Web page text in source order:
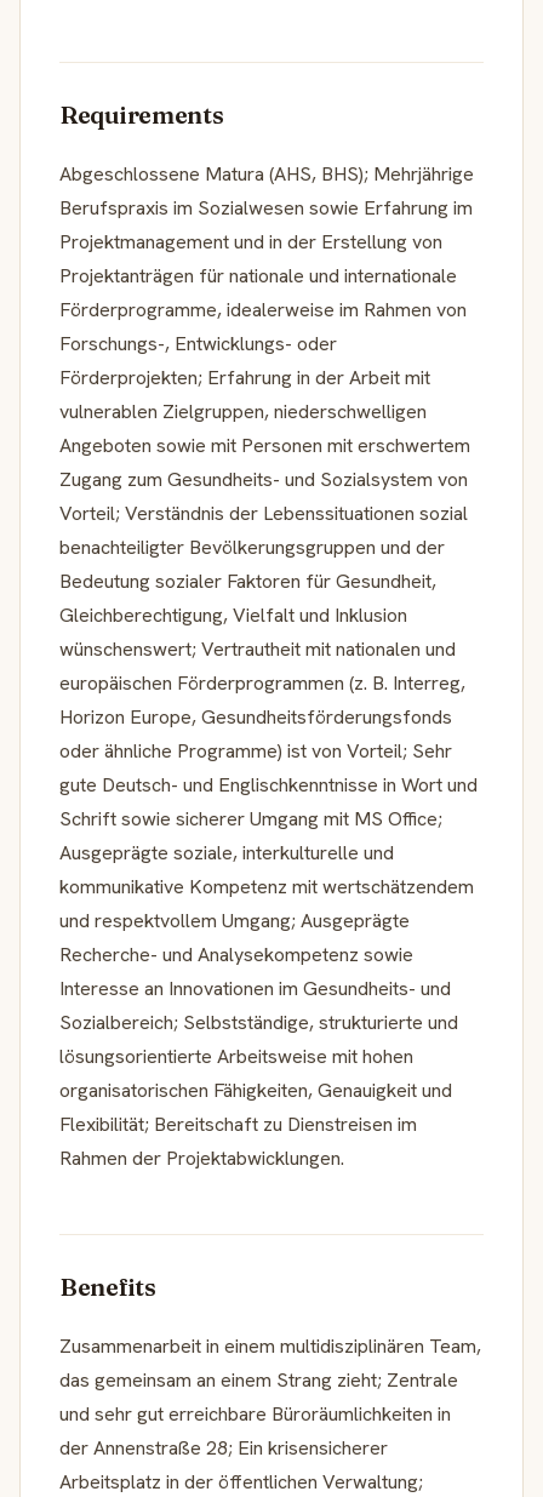
Requirements
Abgeschlossene Matura (AHS, BHS); Mehrjährige
Berufspraxis im Sozialwesen sowie Erfahrung im
Projektmanagement und in der Erstellung von
Projektanträgen für nationale und internationale
Förderprogramme, idealerweise im Rahmen von
Forschungs-, Entwicklungs- oder
Förderprojekten; Erfahrung in der Arbeit mit
vulnerablen Zielgruppen, niederschwelligen
Angeboten sowie mit Personen mit erschwertem
Zugang zum Gesundheits- und Sozialsystem von
Vorteil; Verständnis der Lebenssituationen sozial
benachteiligter Bevölkerungsgruppen und der
Bedeutung sozialer Faktoren für Gesundheit,
Gleichberechtigung, Vielfalt und Inklusion
wünschenswert; Vertrautheit mit nationalen und
europäischen Förderprogrammen (z. B. Interreg,
Horizon Europe, Gesundheitsförderungsfonds
oder ähnliche Programme) ist von Vorteil; Sehr
gute Deutsch- und Englischkenntnisse in Wort und
Schrift sowie sicherer Umgang mit MS Office;
Ausgeprägte soziale, interkulturelle und
kommunikative Kompetenz mit wertschätzendem
und respektvollem Umgang; Ausgeprägte
Recherche- und Analysekompetenz sowie
Interesse an Innovationen im Gesundheits- und
Sozialbereich; Selbstständige, strukturierte und
lösungsorientierte Arbeitsweise mit hohen
organisatorischen Fähigkeiten, Genauigkeit und
Flexibilität; Bereitschaft zu Dienstreisen im
Rahmen der Projektabwicklungen.
Benefits
Zusammenarbeit in einem multidisziplinären Team,
das gemeinsam an einem Strang zieht; Zentrale
und sehr gut erreichbare Büroräumlichkeiten in
der Annenstraße 28; Ein krisensicherer
Arbeitsplatz in der öffentlichen Verwaltung;